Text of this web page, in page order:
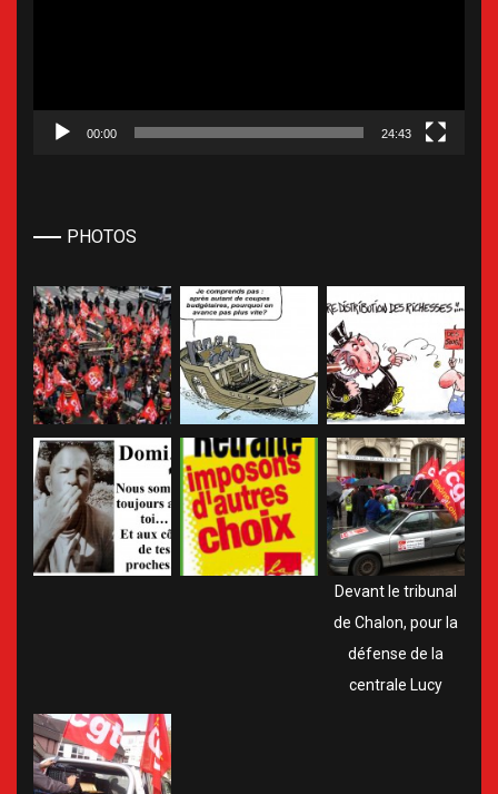
00:00 24:43
PHOTOS
Devant le tribunal
de Chalon, pour la
défense de la
centrale Lucy